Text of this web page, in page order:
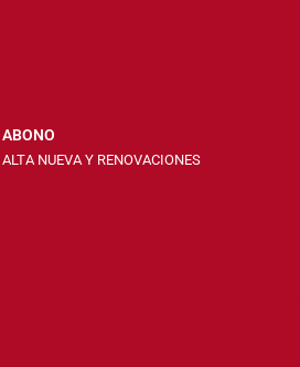
ABONO
ALTA NUEVA Y RENOVACIONES